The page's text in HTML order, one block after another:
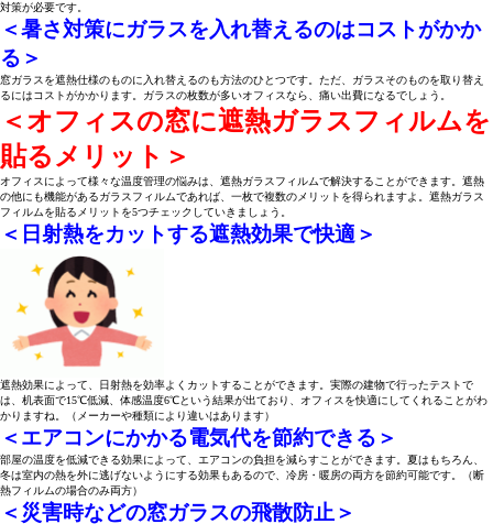
対策が必要です。
＜暑さ対策にガラスを入れ替えるのはコストがかか
る＞
窓ガラスを遮熱仕様のものに入れ替えるのも方法のひとつです。ただ、ガラスそのものを取り替え
るにはコストがかかります。ガラスの枚数が多いオフィスなら、痛い出費になるでしょう。
＜オフィスの窓に遮熱ガラスフィルムを
貼るメリット＞
オフィスによって様々な温度管理の悩みは、遮熱ガラスフィルムで解決することができます。遮熱
の他にも機能があるガラスフィルムであれば、一枚で複数のメリットを得られますよ。遮熱ガラス
フィルムを貼るメリットを5つチェックしていきましょう。
＜日射熱をカットする遮熱効果で快適＞
遮熱効果によって、日射熱を効率よくカットすることができます。実際の建物で行ったテストで
は、机表面で15℃低減、体感温度6℃という結果が出ており、オフィスを快適にしてくれることがわ
かりますね。（メーカーや種類により違いはあります）
＜エアコンにかかる電気代を節約できる＞
部屋の温度を低減できる効果によって、エアコンの負担を減らすことができます。夏はもちろん、
冬は室内の熱を外に逃げないようにする効果もあるので、冷房・暖房の両方を節約可能です。（断
熱フィルムの場合のみ両方）
＜災害時などの窓ガラスの飛散防止＞